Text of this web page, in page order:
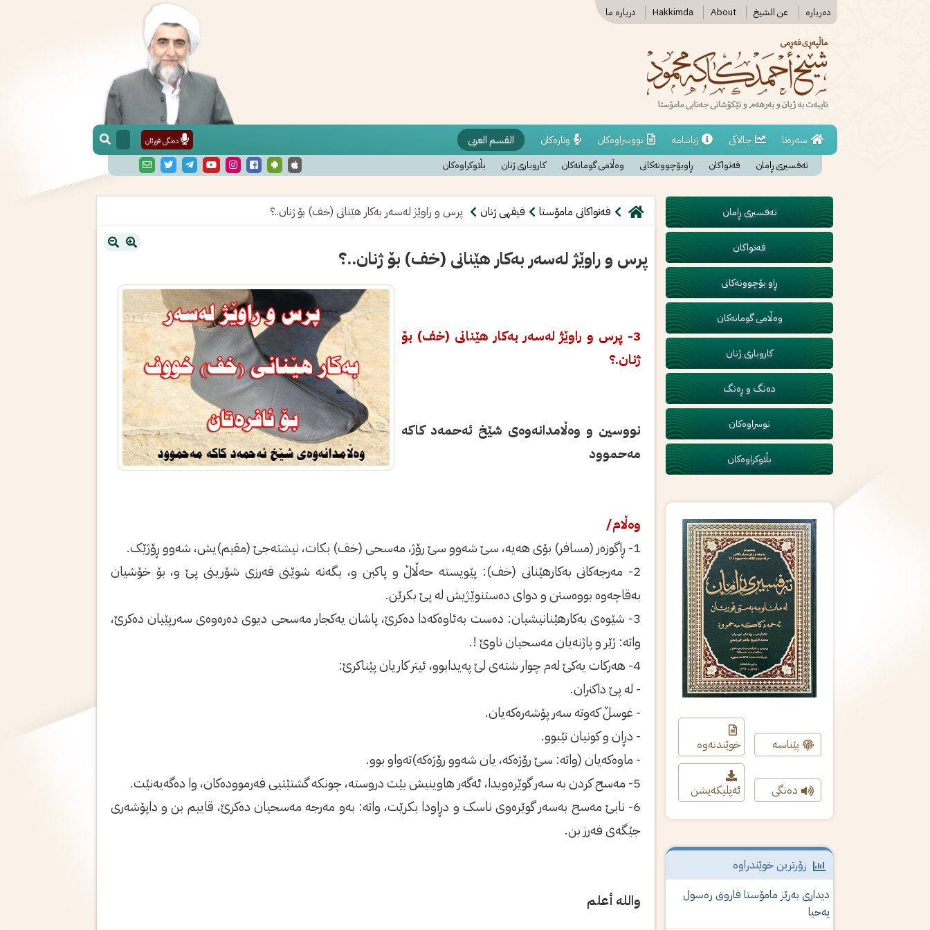
دەربارە عن الشیخ Hakkimda About دربارە ما
سەرەتا چالاکی ژیاننامە نووسراوەکان وتارەکان القسم العربی دەنگی قورئان
تەفسیری ڕامان فەتواکان ڕاوبۆچوونەکانی وەڵامی گومانەکان کاروباری ژنان بڵاوکراوەکان
تەفسیری ڕامان
فەتواکان
ڕاو بۆچوونەکانی
وەڵامی گومانەکان
کاروباری ژنان
دەنگ و ڕەنگ
نوسراوەکان
بڵاوکراوەکان
پێناسە خوێندنەوە
دەنگی ئەپلیکەیشن
زۆرترین خوێندراوە
دیداری‌ به‌رێز مامۆستا فاروق ره‌سول
یه‌حیا
فەتواکانی مامۆستا فیقهی ژنان پرس و راوێژ له‌سه‌ر به‌كار هێنانی (خف) بۆ ژنان..؟
پرس و راوێژ له‌سه‌ر به‌كار هێنانی (خف) بۆ ژنان..؟
3- پرس و راوێژ لەسەر بەکار هێنانی (خف) بۆ
ژنان.؟
نووسین و وەڵامدانەوەی شێخ ئەحمەد کاکە
مەحموود
وەڵام/
1- ڕاگوزەر (مسافر) بۆى هەیە، سێ شەوو سێ رۆژ، مەسحى (خف) بکات، نیشتەجێ (مقیم)یش، شەوو ڕۆژێک.
2- مەرجەکانى بەکارهێنانى (خف): پێویستە حەڵاڵ و پاکبن و، بگەنە شوێنى فەرزى شۆرینى پێ و، بۆ خۆشیان
بەقاچەوە بووەستن و دواى دەستنوێژیش لە پێ بکرێن.
3- شێوەى بەکارهێنانیشیان: دەست بەئاوەکەدا دەکرێ، پاشان یەکجار مەسحى دیوى دەرەوەی سەرپێیان دەکرێ،
واتە: ژێر و پاژنەیان مەسحیان ناوێ !.
4- هەرکات یەکێ لەم چوار شتەى لێ پەیدابوو، ئیتر کاریان پێناکرێ:
- لە پێ داکنران.
- غوسڵ کەوتە سەر پۆشەرەکەیان.
- دڕان و کونیان تێبوو.
- ماوەکەیان (واتە: سێ رۆژەکە، یان شەوو رۆژەکە)تەواو بوو.
5- مەسح کردن بە سەر گوێرەویدا، ئەگەر هاوینیش بێت دروستە، چونکە گشتێتیى فەرموودەکان، وا دەگەیەنێت.
6- نابێ مەسح بەسەر گوێرەوى ناسک و دڕاودا بکرێت، واتە: بەو مەرجە مەسحیان دەکرێ، قاییم بن و داپۆشەرى
جێگەى فەرز بن.
والله أعلم